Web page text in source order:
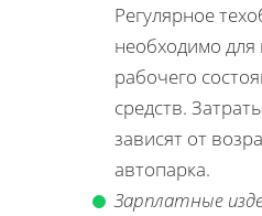
Регулярное
необходимо
рабочего
средств.
зависят от
автопарка.
Зарплатные